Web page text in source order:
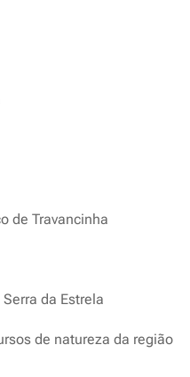
de Travancinha
da Estrela
de natureza da região